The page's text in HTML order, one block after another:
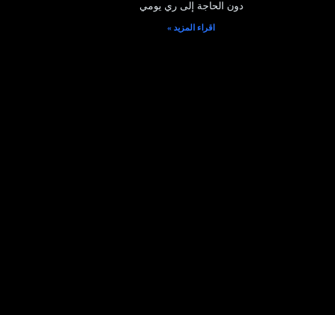
دون الحاجة إلى ري يومي
اقراء المزيد »